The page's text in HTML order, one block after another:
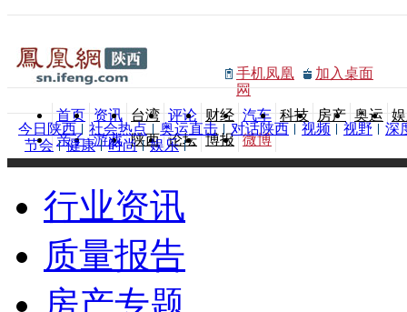
手机凤凰
网
加入桌面
首页 资讯 台湾 评论 财经 汽车 科技 房产 奥运
亲子 游戏 陕西 论坛 博报 微博
今日陕西 社会热点 奥运直击 对话陕西 视频 视野
深
节会
健康 时尚 娱乐
行业资讯
质量报告